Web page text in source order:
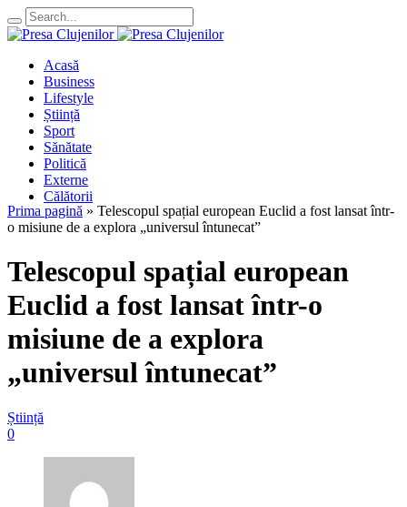
Acasă
Business
Lifestyle
Știință
Sport
Sănătate
Politică
Externe
Călătorii
Prima pagină » Telescopul spațial european Euclid a fost lansat într-
o misiune de a explora „universul întunecat”
Telescopul spațial european
Euclid a fost lansat într-o
misiune de a explora
„universul întunecat”
Știință
0